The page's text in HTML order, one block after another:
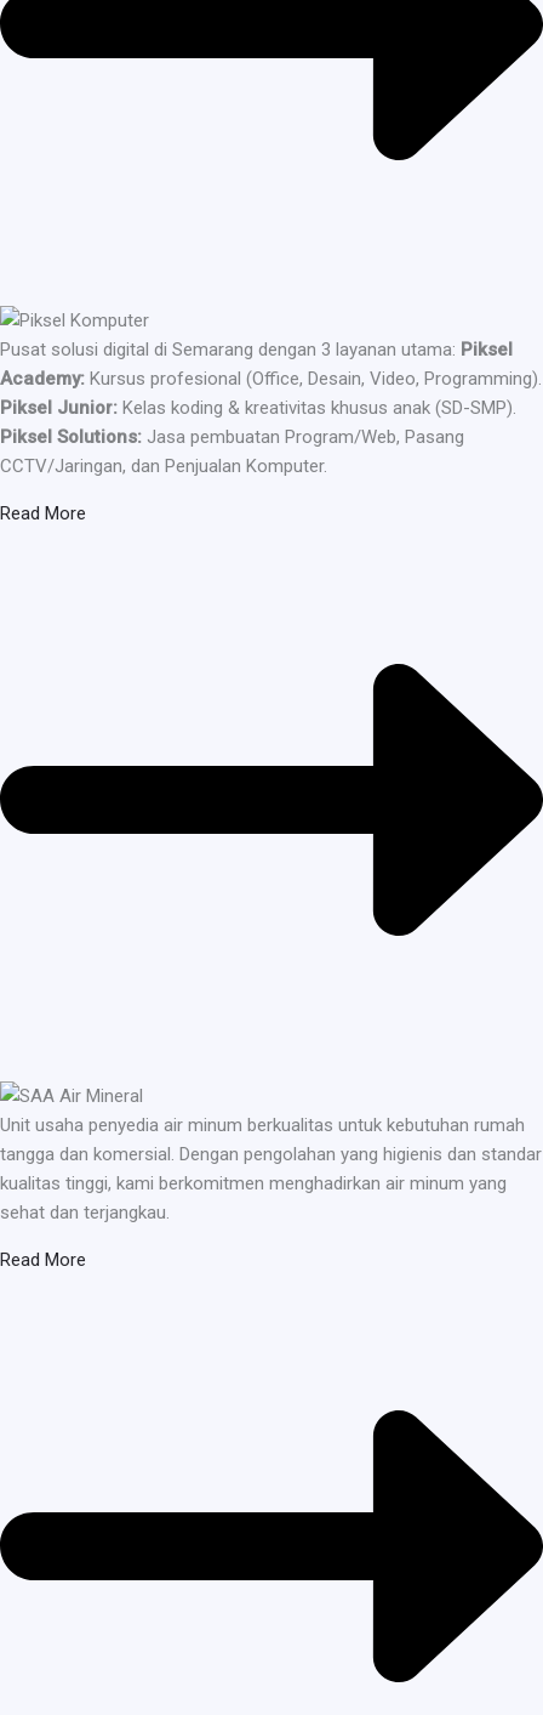
Pusat solusi digital di Semarang dengan 3 layanan utama: Piksel
Academy: Kursus profesional (Office, Desain, Video, Programming).
Piksel Junior: Kelas koding & kreativitas khusus anak (SD-SMP).
Piksel Solutions: Jasa pembuatan Program/Web, Pasang
CCTV/Jaringan, dan Penjualan Komputer.
Read More
Unit usaha penyedia air minum berkualitas untuk kebutuhan rumah
tangga dan komersial. Dengan pengolahan yang higienis dan standar
kualitas tinggi, kami berkomitmen menghadirkan air minum yang
sehat dan terjangkau.
Read More